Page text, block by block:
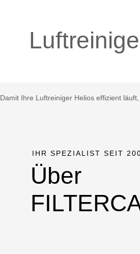
Damit Ihre Luftreiniger Helios effizient
IHR SPEZIALIST SEIT
Über